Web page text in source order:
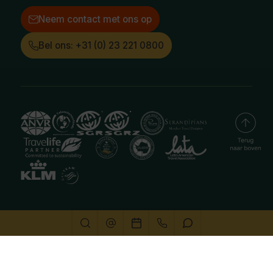
Neem contact met ons op
Bel ons: +31 (0) 23 221 0800